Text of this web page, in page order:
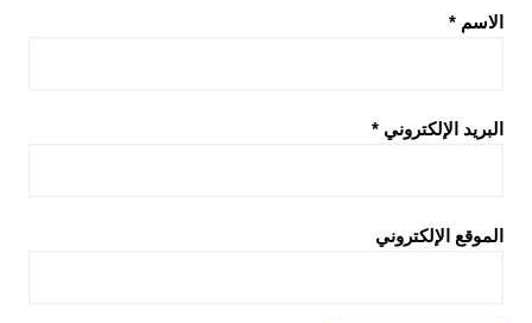
الاسم *
البريد الإلكتروني *
الموقع الإلكتروني